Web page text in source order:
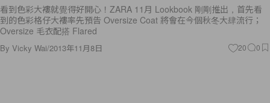
看到色彩大褸就覺得好開心！ZARA 11月 Lookbook 剛剛推出，首先看
到的色彩格仔大褸率先預告 Oversize Coat 將會在今個秋冬大肆流行；
Oversize 毛衣配搭 Flared
By Vicky Wai/2013年11月8日 20 0